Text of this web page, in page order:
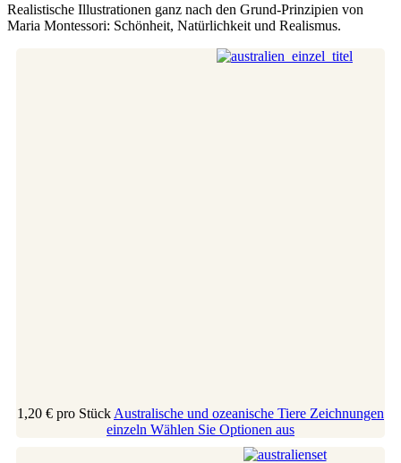
Realistische Illustrationen ganz nach den Grund-Prinzipien von
Maria Montessori: Schönheit, Natürlichkeit und Realismus.
1,20 € pro Stück Australische und ozeanische Tiere Zeichnungen
einzeln Wählen Sie Optionen aus